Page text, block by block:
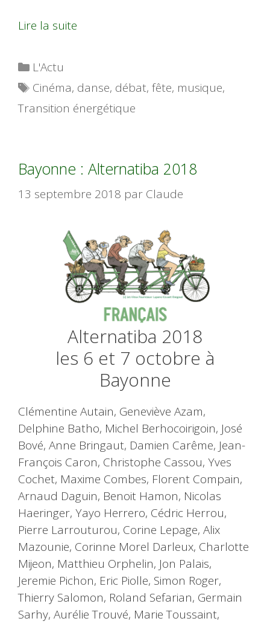
Lire la suite
Catégories
L'Actu
Étiquettes
Cinéma, danse, débat,fête, musique,
Transition énergétique
Bayonne : Alternatiba 2018
13 septembre 2018 par Claude
Alternatiba 2018
les 6 et 7 octobre à
Bayonne
Clémentine Autain, Geneviève Azam,
Delphine Batho, Michel Berhocoirigoin, José
Bové, Anne Bringaut, Damien Carême, Jean-
François Caron, Christophe Cassou, Yves
Cochet, Maxime Combes, Florent Compain,
Arnaud Daguin, Benoit Hamon, Nicolas
Haeringer, Yayo Herrero, Cédric Herrou,
Pierre Larrouturou, Corine Lepage, Alix
Mazounie, Corinne Morel Darleux, Charlotte
Mijeon, Matthieu Orphelin, Jon Palais,
Jeremie Pichon, Eric Piolle, Simon Roger,
Thierry Salomon, Roland Sefarian, Germain
Sarhy, Aurélie Trouvé, Marie Toussaint,